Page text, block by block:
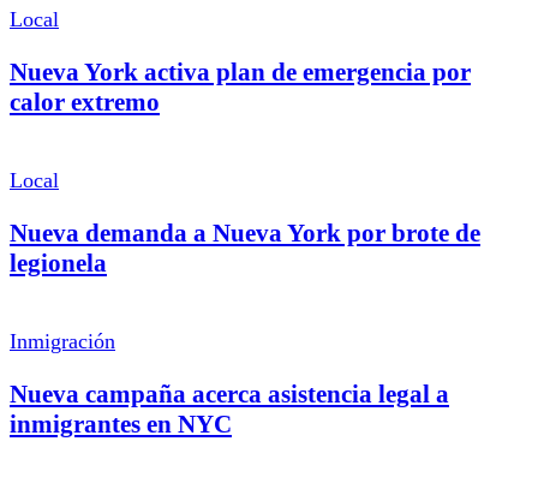
Local
Nueva York activa plan de emergencia por
calor extremo
Local
Nueva demanda a Nueva York por brote de
legionela
Inmigración
Nueva campaña acerca asistencia legal a
inmigrantes en NYC